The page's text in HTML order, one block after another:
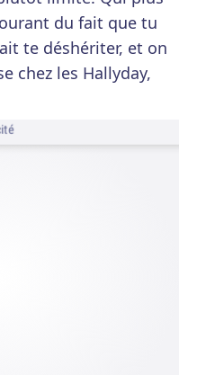
du fait que tu
te déshériter, et on
chez les Hallyday,